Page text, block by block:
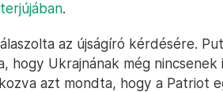
.
az újságíró kérdésére.
hogy Ukrajnának még nincsenek
azt mondta, hogy a Patriot